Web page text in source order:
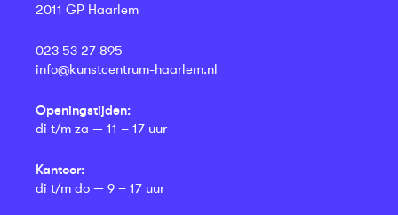
2011 GP Haarlem
023 53 27 895
info@kunstcentrum-haarlem.nl
Openingstijden:
di t/m za — 11 – 17 uur
Kantoor:
di t/m do — 9 – 17 uur